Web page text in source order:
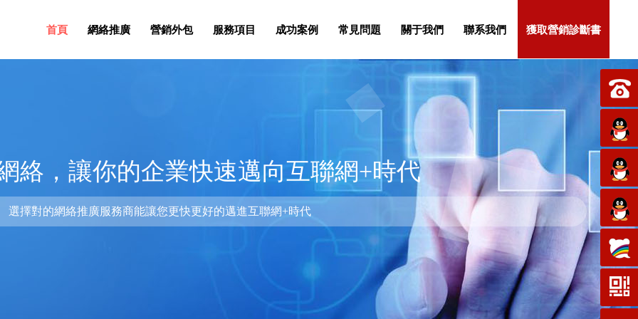
首頁 網絡推廣 營銷外包 服務項目 成功案例 常見問題 關于我們 聯系我們 獲取營銷診斷書
絡，讓你的企業快速邁向互聯網+時代
選擇對的網絡推廣服務商能讓您更快更好的邁進互聯網+時代